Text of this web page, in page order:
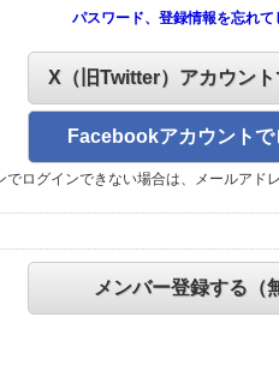
パスワード、登録情報を忘れて
X（旧Twitter）アカウン
Facebookアカウントで
ログインできない場合は、メールアド
メンバー登録する（